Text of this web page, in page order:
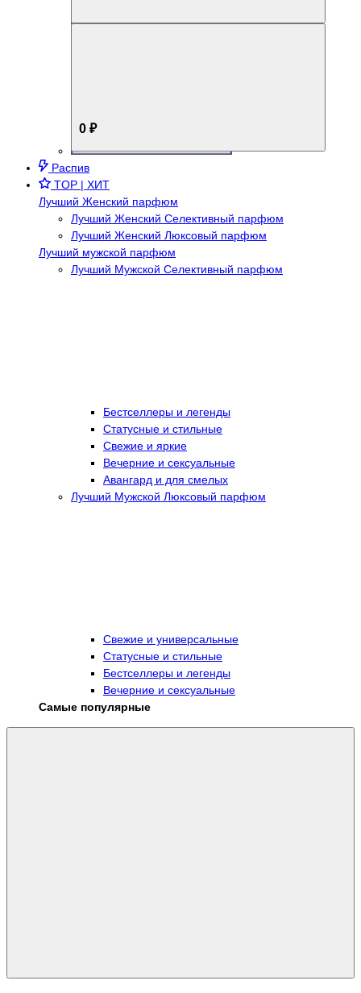
0 ₽
Распив
TOP | ХИТ
Лучший Женский парфюм
Лучший Женский Селективный парфюм
Лучший Женский Люксовый парфюм
Лучший мужской парфюм
Лучший Мужской Селективный парфюм
Бестселлеры и легенды
Статусные и стильные
Свежие и яркие
Вечерние и сексуальные
Авангард и для смелых
Лучший Мужской Люксовый парфюм
Свежие и универсальные
Статусные и стильные
Бестселлеры и легенды
Вечерние и сексуальные
Самые популярные